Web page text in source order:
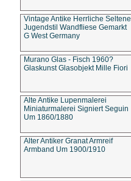
Vintage Antike Herrliche Seltene
Jugendstil Wandfliese Gemarkt
G West Germany
Murano Glas - Fisch 1960?
Glaskunst Glasobjekt Mille Fiori
Alte Antike Lupenmalerei
Miniaturmalerei Signiert Seguin
Um 1860/1880
Alter Antiker Granat Armreif
Armband Um 1900/1910